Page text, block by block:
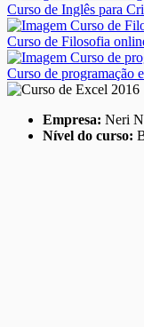
Curso de Inglês para
Curso de Filosofia
Curso de programação
Empresa: Neri
Nível do curso: